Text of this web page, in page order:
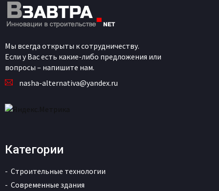
Мы всегда открыты к сотрудничеству.
Если у Вас есть какие-либо предложения или
вопросы – напишите нам.
nasha-alternativa@yandex.ru
Категории
Строительные технологии
Современные здания